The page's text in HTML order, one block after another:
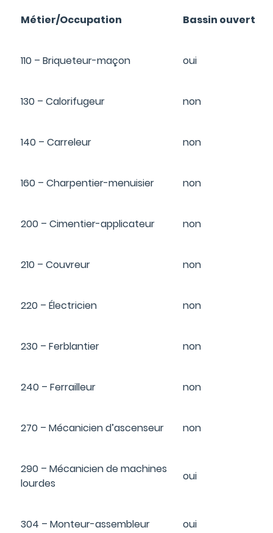
Métier/Occupation Bassin ouvert
110 – Briqueteur-maçon oui
130 – Calorifugeur non
140 – Carreleur non
160 – Charpentier-menuisier non
200 – Cimentier-applicateur non
210 – Couvreur non
220 – Électricien non
230 – Ferblantier non
240 – Ferrailleur non
270 – Mécanicien d’ascenseur non
290 – Mécanicien de machines
lourdes
oui
304 – Monteur-assembleur oui